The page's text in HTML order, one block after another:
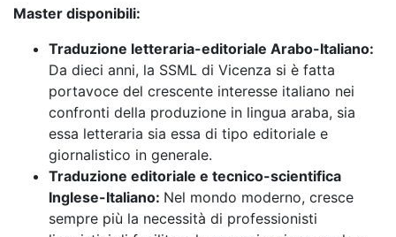
Master disponibili:
Traduzione letteraria-editoriale Arabo-Italiano:
Da dieci anni, la SSML di Vicenza si è fatta
portavoce del crescente interesse italiano nei
confronti della produzione in lingua araba, sia
essa letteraria sia essa di tipo editoriale e
giornalistico in generale.
Traduzione editoriale e tecnico-scientifica
Inglese-Italiano: Nel mondo moderno, cresce
sempre più la necessità di professionisti